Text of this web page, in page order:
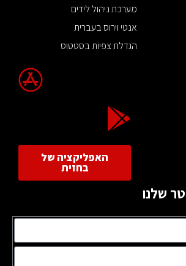
מערכת ניהול לידים
אנטי וירוס בעברית
הגדלת צפיות בסטטוס
האפליקציה של
בחזית
שלנו